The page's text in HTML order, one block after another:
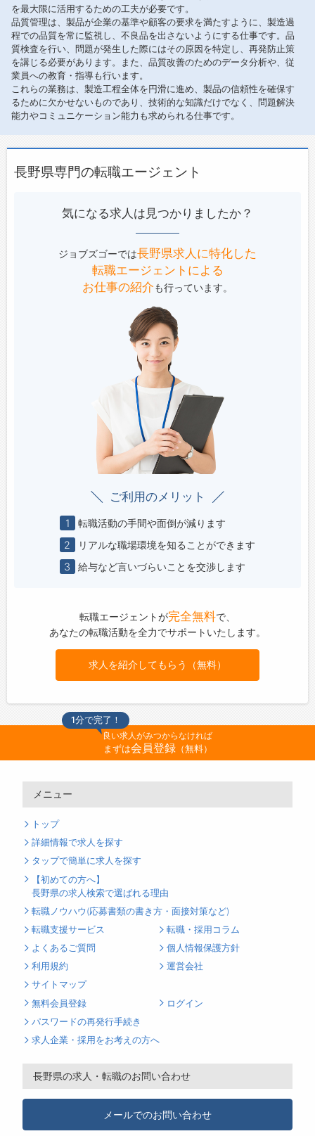
を最大限に活用するための工夫が必要です。
品質管理は、製品が企業の基準や顧客の要求を満たすように、製造過
程での品質を常に監視し、不良品を出さないようにする仕事です。品
質検査を行い、問題が発生した際にはその原因を特定し、再発防止策
を講じる必要があります。また、品質改善のためのデータ分析や、従
業員への教育・指導も行います。
これらの業務は、製造工程全体を円滑に進め、製品の信頼性を確保す
るために欠かせないものであり、技術的な知識だけでなく、問題解決
能力やコミュニケーション能力も求められる仕事です。
長野県専門の転職エージェント
気になる求人は見つかりましたか？
ジョブズゴーでは長野県求人に特化した
転職エージェントによる
お仕事の紹介も行っています。
ご利用のメリット
1
転職活動の手間や面倒が減ります
2
リアルな職場環境を知ることができます
3
給与など言いづらいことを交渉します
転職エージェントが完全無料で、
あなたの転職活動を全力でサポートいたします。
求人を紹介してもらう（無料）
1分で完了！
良い求人がみつからなければ
まずは会員登録（無料）
メニュー
トップ
詳細情報で求人を探す
タップで簡単に求人を探す
【初めての方へ】
長野県の求人検索で選ばれる理由
転職ノウハウ(応募書類の書き方・面接対策など)
転職支援サービス
転職・採用コラム
よくあるご質問
個人情報保護方針
利用規約
運営会社
サイトマップ
無料会員登録
ログイン
パスワードの再発行手続き
求人企業・採用をお考えの方へ
長野県の求人・転職のお問い合わせ
メールでのお問い合わせ